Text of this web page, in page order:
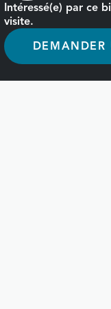
Intéressé(e) par ce
visite.
DEMANDER